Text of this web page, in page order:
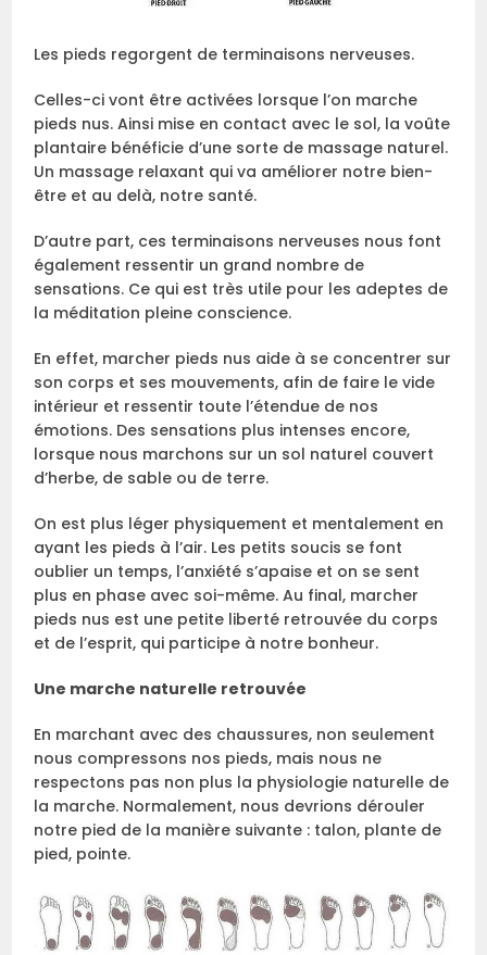
Les pieds regorgent de terminaisons nerveuses.
Celles-ci vont être activées lorsque l’on marche
pieds nus. Ainsi mise en contact avec le sol, la voûte
plantaire bénéficie d’une sorte de massage naturel.
Un massage relaxant qui va améliorer notre bien-
être et au delà, notre santé.
D’autre part, ces terminaisons nerveuses nous font
également ressentir un grand nombre de
sensations. Ce qui est très utile pour les adeptes de
la méditation pleine conscience.
En effet, marcher pieds nus aide à se concentrer sur
son corps et ses mouvements, afin de faire le vide
intérieur et ressentir toute l’étendue de nos
émotions. Des sensations plus intenses encore,
lorsque nous marchons sur un sol naturel couvert
d’herbe, de sable ou de terre.
On est plus léger physiquement et mentalement en
ayant les pieds à l’air. Les petits soucis se font
oublier un temps, l’anxiété s’apaise et on se sent
plus en phase avec soi-même. Au final, marcher
pieds nus est une petite liberté retrouvée du corps
et de l’esprit, qui participe à notre bonheur.
Une marche naturelle retrouvée
En marchant avec des chaussures, non seulement
nous compressons nos pieds, mais nous ne
respectons pas non plus la physiologie naturelle de
la marche. Normalement, nous devrions dérouler
notre pied de la manière suivante : talon, plante de
pied, pointe.